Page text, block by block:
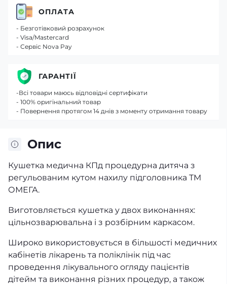
Опис
Кушетка медична КПд процедурна дитяча з
регульованим кутом нахилу підголовника ТМ
ОМЕГА.
Виготовляється кушетка у двох виконаннях:
цільнозварювальна і з розбірним каркасом.
Широко використовується в більшості медичних
кабінетів лікарень та поліклінік під час
проведення лікувального огляду пацієнтів
дітейм та виконання різних процедур, а також
ОПЛАТА
- Безготівковий розрахунок
- Visa/Mastercard
- Сервіс Nova Pay
ГАРАНТІЇ
-Всі товари маюсь відповідні сертифікати
- 100% оригінальний товар
- Повернення протягом 14 днів з моменту отримання товару